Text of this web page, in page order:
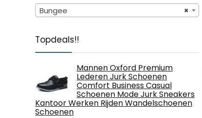
×
Bungee
Topdeals!!
Mannen Oxford Premium
Lederen Jurk Schoenen
Comfort Business Casual
Schoenen Mode Jurk Sneakers
Kantoor Werken Rijden Wandelschoenen
Schoenen